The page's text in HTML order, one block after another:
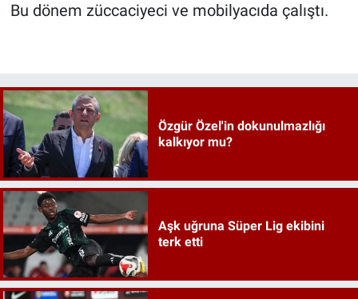
Bu dönem züccaciyeci ve mobilyacıda çalıştı.
Özgür Özel'in dokunulmazlığı
kalkıyor mu?
Aşk uğruna Süper Lig ekibini
terk etti